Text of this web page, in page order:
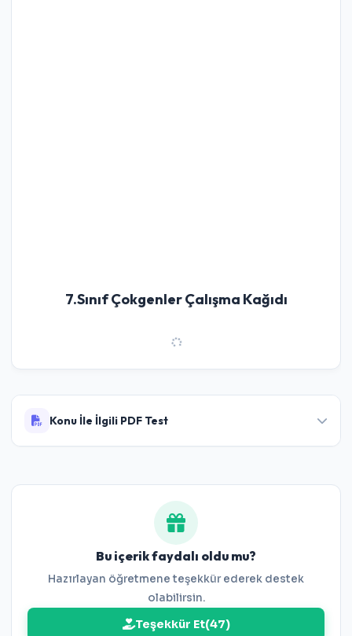
7.Sınıf Çokgenler Çalışma Kağıdı
Konu İle İlgili PDF Test
Bu içerik faydalı oldu mu?
Hazırlayan öğretmene teşekkür ederek destek
olabilirsin.
Teşekkür Et(47)